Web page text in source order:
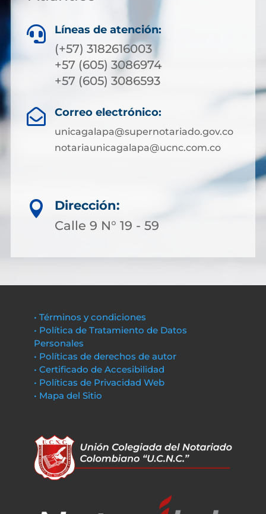
 Líneas de atención:
(+57) 3182616003
+57 (605) 3086974
+57 (605) 3086593
 Correo electrónico:
unicagalapa@supernotariado.gov.co
notariaunicagalapa@ucnc.com.co

Dirección:
Calle 9 N° 19 - 59
• Términos y condiciones
• Política de Tratamiento de Datos
Personales
• Políticas de derechos de autor
• Certificado de Accesibilidad
• Políticas de Privacidad Web
• Mapa del Sitio